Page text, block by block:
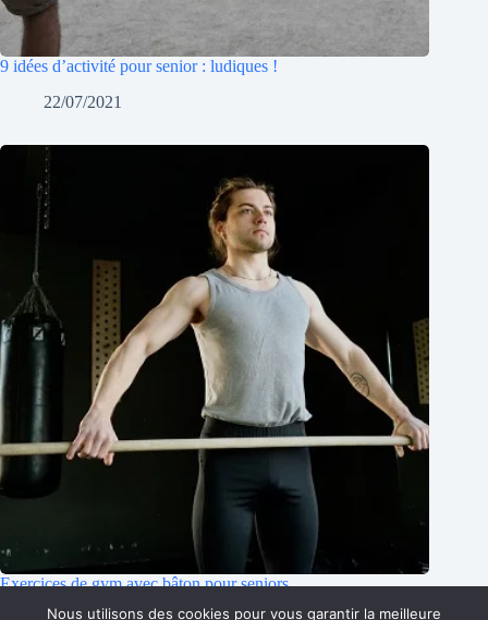
9 idées d’activité pour senior : ludiques !
22/07/2021
Exercices de gym avec bâton pour seniors
Nous utilisons des cookies pour vous garantir la meilleure